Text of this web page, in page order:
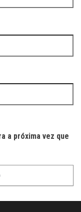
a próxima vez que